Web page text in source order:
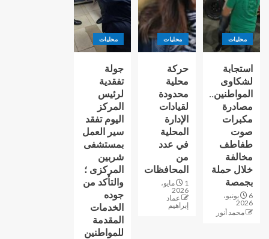
محليات
استجابة
لشكاوى
المواطنين..
مصادرة
مكبرات
صوت
طفاطف
مخالفة
خلال حملة
بجمصة
6 يونيو،
2026
محمد أنور
محليات
حركة
محلية
محدودة
لقيادات
الإدارة
المحلية
في عدد
من
المحافظات
1 مايو،
2026
عماد
إبراهيم
محليات
جولة
تفقدية
لرئيس
المركز
اليوم تفقد
سير العمل
بمستشفى
شربين
المركزى ؛
والتأكد من
جوده
الخدمات
المقدمة
للمواطنين